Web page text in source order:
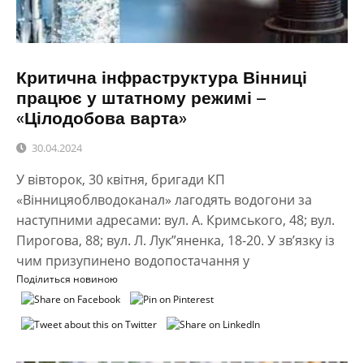
Критична інфраструктура Вінниці
працює у штатному режимі –
«Цілодобова варта»
30.04.2024
У вівторок, 30 квітня, бригади КП
«Вінницяоблводоканал» лагодять водогони за
наступними адресами: вул. А. Кримського, 48; вул.
Пирогова, 88; вул. Л. Лук”яненка, 18-20. У зв’язку із
чим призупинено водопостачання у
Поділиться новиною